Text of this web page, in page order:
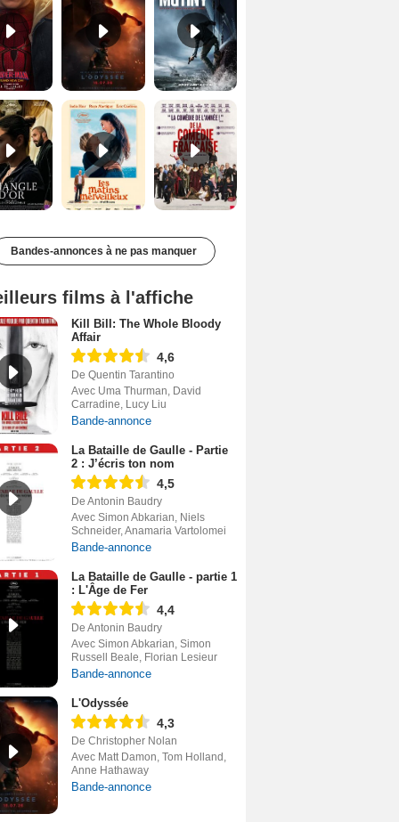
Les Matins merveilleux Bande-annonce VF De la Comédie-Française Teaser VF
Bandes-annonces à ne pas manquer
films à l'affiche
Kill Bill: The Whole Bloody
Affair
4,6
De Quentin Tarantino
Avec Uma Thurman, David
Carradine, Lucy Liu
Bande-annonce
La Bataille de Gaulle - Partie
2 : J’écris ton nom
4,5
De Antonin Baudry
Avec Simon Abkarian, Niels
Schneider, Anamaria Vartolomei
Bande-annonce
La Bataille de Gaulle - partie 1
: L'Âge de Fer
4,4
De Antonin Baudry
Avec Simon Abkarian, Simon
Russell Beale, Florian Lesieur
Bande-annonce
L'Odyssée
4,3
De Christopher Nolan
Avec Matt Damon, Tom Holland,
Anne Hathaway
Bande-annonce